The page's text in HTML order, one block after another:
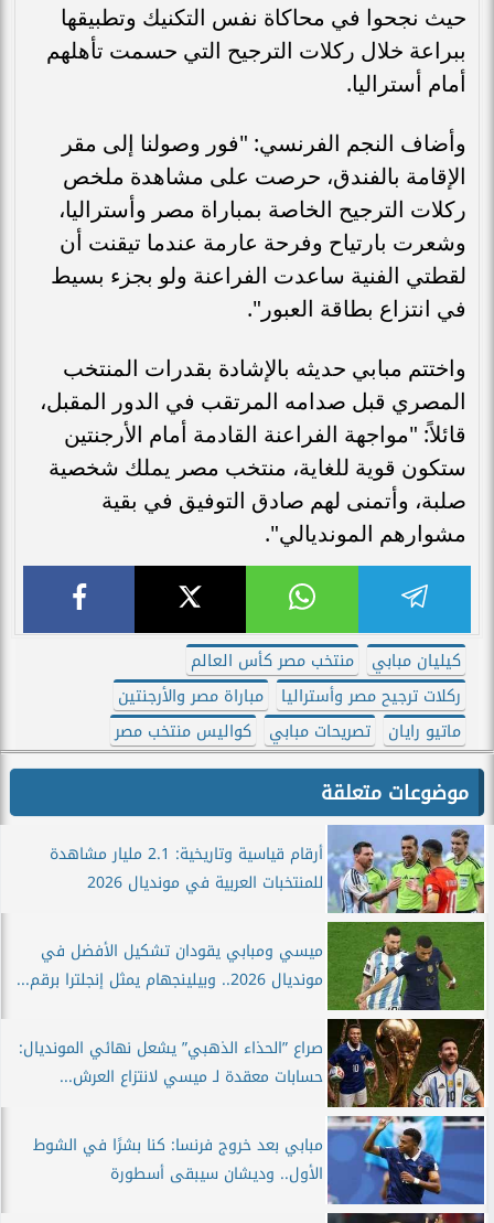
حيث نجحوا في محاكاة نفس التكنيك وتطبيقها
ببراعة خلال ركلات الترجيح التي حسمت تأهلهم
أمام أستراليا.
وأضاف النجم الفرنسي: "فور وصولنا إلى مقر
الإقامة بالفندق، حرصت على مشاهدة ملخص
ركلات الترجيح الخاصة بمباراة مصر وأستراليا،
وشعرت بارتياح وفرحة عارمة عندما تيقنت أن
لقطتي الفنية ساعدت الفراعنة ولو بجزء بسيط
في انتزاع بطاقة العبور".
واختتم مبابي حديثه بالإشادة بقدرات المنتخب
المصري قبل صدامه المرتقب في الدور المقبل،
قائلاً: "مواجهة الفراعنة القادمة أمام الأرجنتين
ستكون قوية للغاية، منتخب مصر يملك شخصية
صلبة، وأتمنى لهم صادق التوفيق في بقية
مشوارهم المونديالي".
كيليان مبابي
منتخب مصر كأس العالم
ركلات ترجيح مصر وأستراليا
مباراة مصر والأرجنتين
ماتيو رايان
تصريحات مبابي كواليس منتخب مصر
موضوعات متعلقة
أرقام قياسية وتاريخية: 2.1 مليار مشاهدة
للمنتخبات العربية في مونديال 2026
ميسي ومبابي يقودان تشكيل الأفضل في
مونديال 2026.. وبيلينجهام يمثل إنجلترا برقم...
صراع ”الحذاء الذهبي” يشعل نهائي المونديال:
حسابات معقدة لـ ميسي لانتزاع العرش...
مبابي بعد خروج فرنسا: كنا بشرًا في الشوط
الأول.. وديشان سيبقى أسطورة